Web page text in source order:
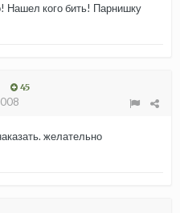
кого бить! Парнишку
45
желательно